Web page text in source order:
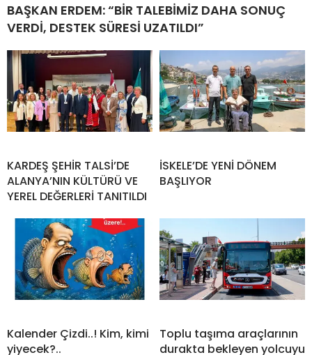
BAŞKAN ERDEM: “BİR TALEBİMİZ DAHA SONUÇ
VERDİ, DESTEK SÜRESİ UZATILDI”
KARDEŞ ŞEHİR TALSİ’DE
ALANYA’NIN KÜLTÜRÜ VE
YEREL DEĞERLERİ TANITILDI
İSKELE’DE YENİ DÖNEM
BAŞLIYOR
Kalender Çizdi..! Kim, kimi
yiyecek?..
Toplu taşıma araçlarının
durakta bekleyen yolcuyu